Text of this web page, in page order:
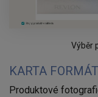
Výběr
KARTA FORMÁT
Produktové